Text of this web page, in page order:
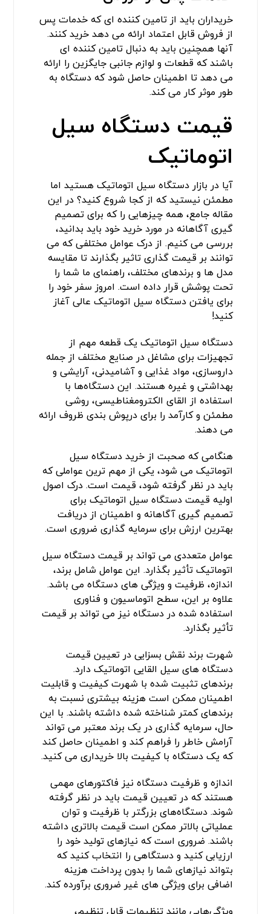
خریداران باید از تامین کننده ای که خدمات پس
از فروش قابل اعتماد ارائه می دهد خرید کنند.
آنها همچنین باید به دنبال تامین کننده ای
باشند که قطعات و لوازم جانبی جایگزین را ارائه
می دهد تا اطمینان حاصل شود که دستگاه به
طور موثر کار می کند.
قیمت دستگاه سیل
اتوماتیک
آیا در بازار دستگاه سیل اتوماتیک هستید اما
مطمئن نیستید که از کجا شروع کنید؟ در این
مقاله جامع، همه چیزهایی را که برای تصمیم
گیری آگاهانه در مورد خرید خود باید بدانید،
بررسی می کنیم. از درک عوامل مختلفی که می
توانند بر قیمت گذاری تاثیر بگذارند تا مقایسه
مدل ها و برندهای مختلف، راهنمای ما شما را
تحت پوشش قرار داده است. امروز سفر خود را
برای یافتن دستگاه سیل اتوماتیک عالی آغاز
کنید!
دستگاه سیل اتوماتیک یک قطعه مهم از
تجهیزات برای مشاغل در صنایع مختلف از جمله
داروسازی، مواد غذایی و آشامیدنی، آرایشی و
بهداشتی و غیره هستند. این دستگاه‌ها با
استفاده از القای الکترومغناطیسی، روشی
مطمئن و کارآمد را برای درپوش ‌بندی ظروف ارائه
می ‌دهند.
هنگامی که صحبت از خرید دستگاه سیل
اتوماتیک می شود، یکی از مهم ترین عواملی که
باید در نظر گرفته شود، قیمت است. درک اصول
اولیه قیمت دستگاه سیل اتوماتیک برای
تصمیم گیری آگاهانه و اطمینان از دریافت
بهترین ارزش برای سرمایه گذاری ضروری است.
عوامل متعددی می تواند بر قیمت دستگاه سیل
اتوماتیک تأثیر بگذارد. این عوامل شامل برند،
اندازه، ظرفیت و ویژگی های دستگاه می باشد.
علاوه بر این، سطح اتوماسیون و فناوری
استفاده شده در دستگاه نیز می تواند بر قیمت
تأثیر بگذارد.
شهرت برند نقش بسزایی در تعیین قیمت
دستگاه های سیل القایی اتوماتیک دارد.
برندهای تثبیت شده با شهرت کیفیت و قابلیت
اطمینان ممکن است هزینه بیشتری نسبت به
برندهای کمتر شناخته شده داشته باشند. با این
حال، سرمایه گذاری در یک برند معتبر می تواند
آرامش خاطر را فراهم کند و اطمینان حاصل کند
که یک دستگاه با کیفیت بالا خریداری می کنید.
اندازه و ظرفیت دستگاه نیز فاکتورهای مهمی
هستند که در تعیین قیمت باید در نظر گرفته
شوند. دستگاه‌های بزرگتر با ظرفیت و توان
عملیاتی بالاتر ممکن است قیمت بالاتری داشته
باشند. ضروری است که نیازهای تولید خود را
ارزیابی کنید و دستگاهی را انتخاب کنید که
بتواند نیازهای شما را بدون پرداخت هزینه
اضافی برای ویژگی های غیر ضروری برآورده کند.